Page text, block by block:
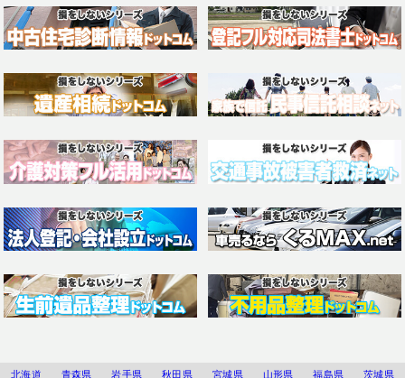
北海道 青森県 岩手県 秋田県 宮城県 山形県 福島県 茨城県